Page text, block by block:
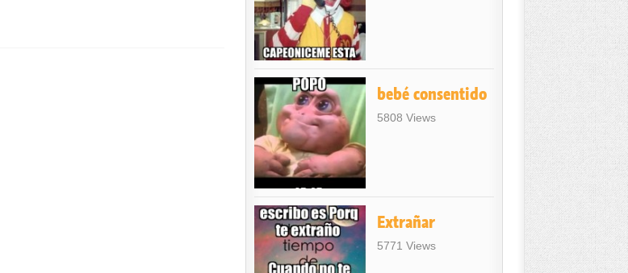
bebé consentido
5808 Views
Extrañar
5771 Views